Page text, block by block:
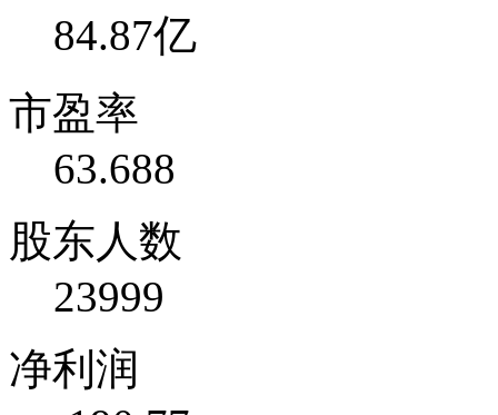
84.87亿
市盈率
63.688
股东人数
23999
净利润